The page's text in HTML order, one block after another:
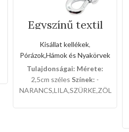
Egyszínű textil
kézipóráz(Nagy
méret)
Kisállat kellékek,
Pórázok,Hámok és Nyakörvek
Tulajdonságai: Mérete:
2,5cm széles Színek: -
NARANCS,LILA,SZÜRKE,ZÖLD